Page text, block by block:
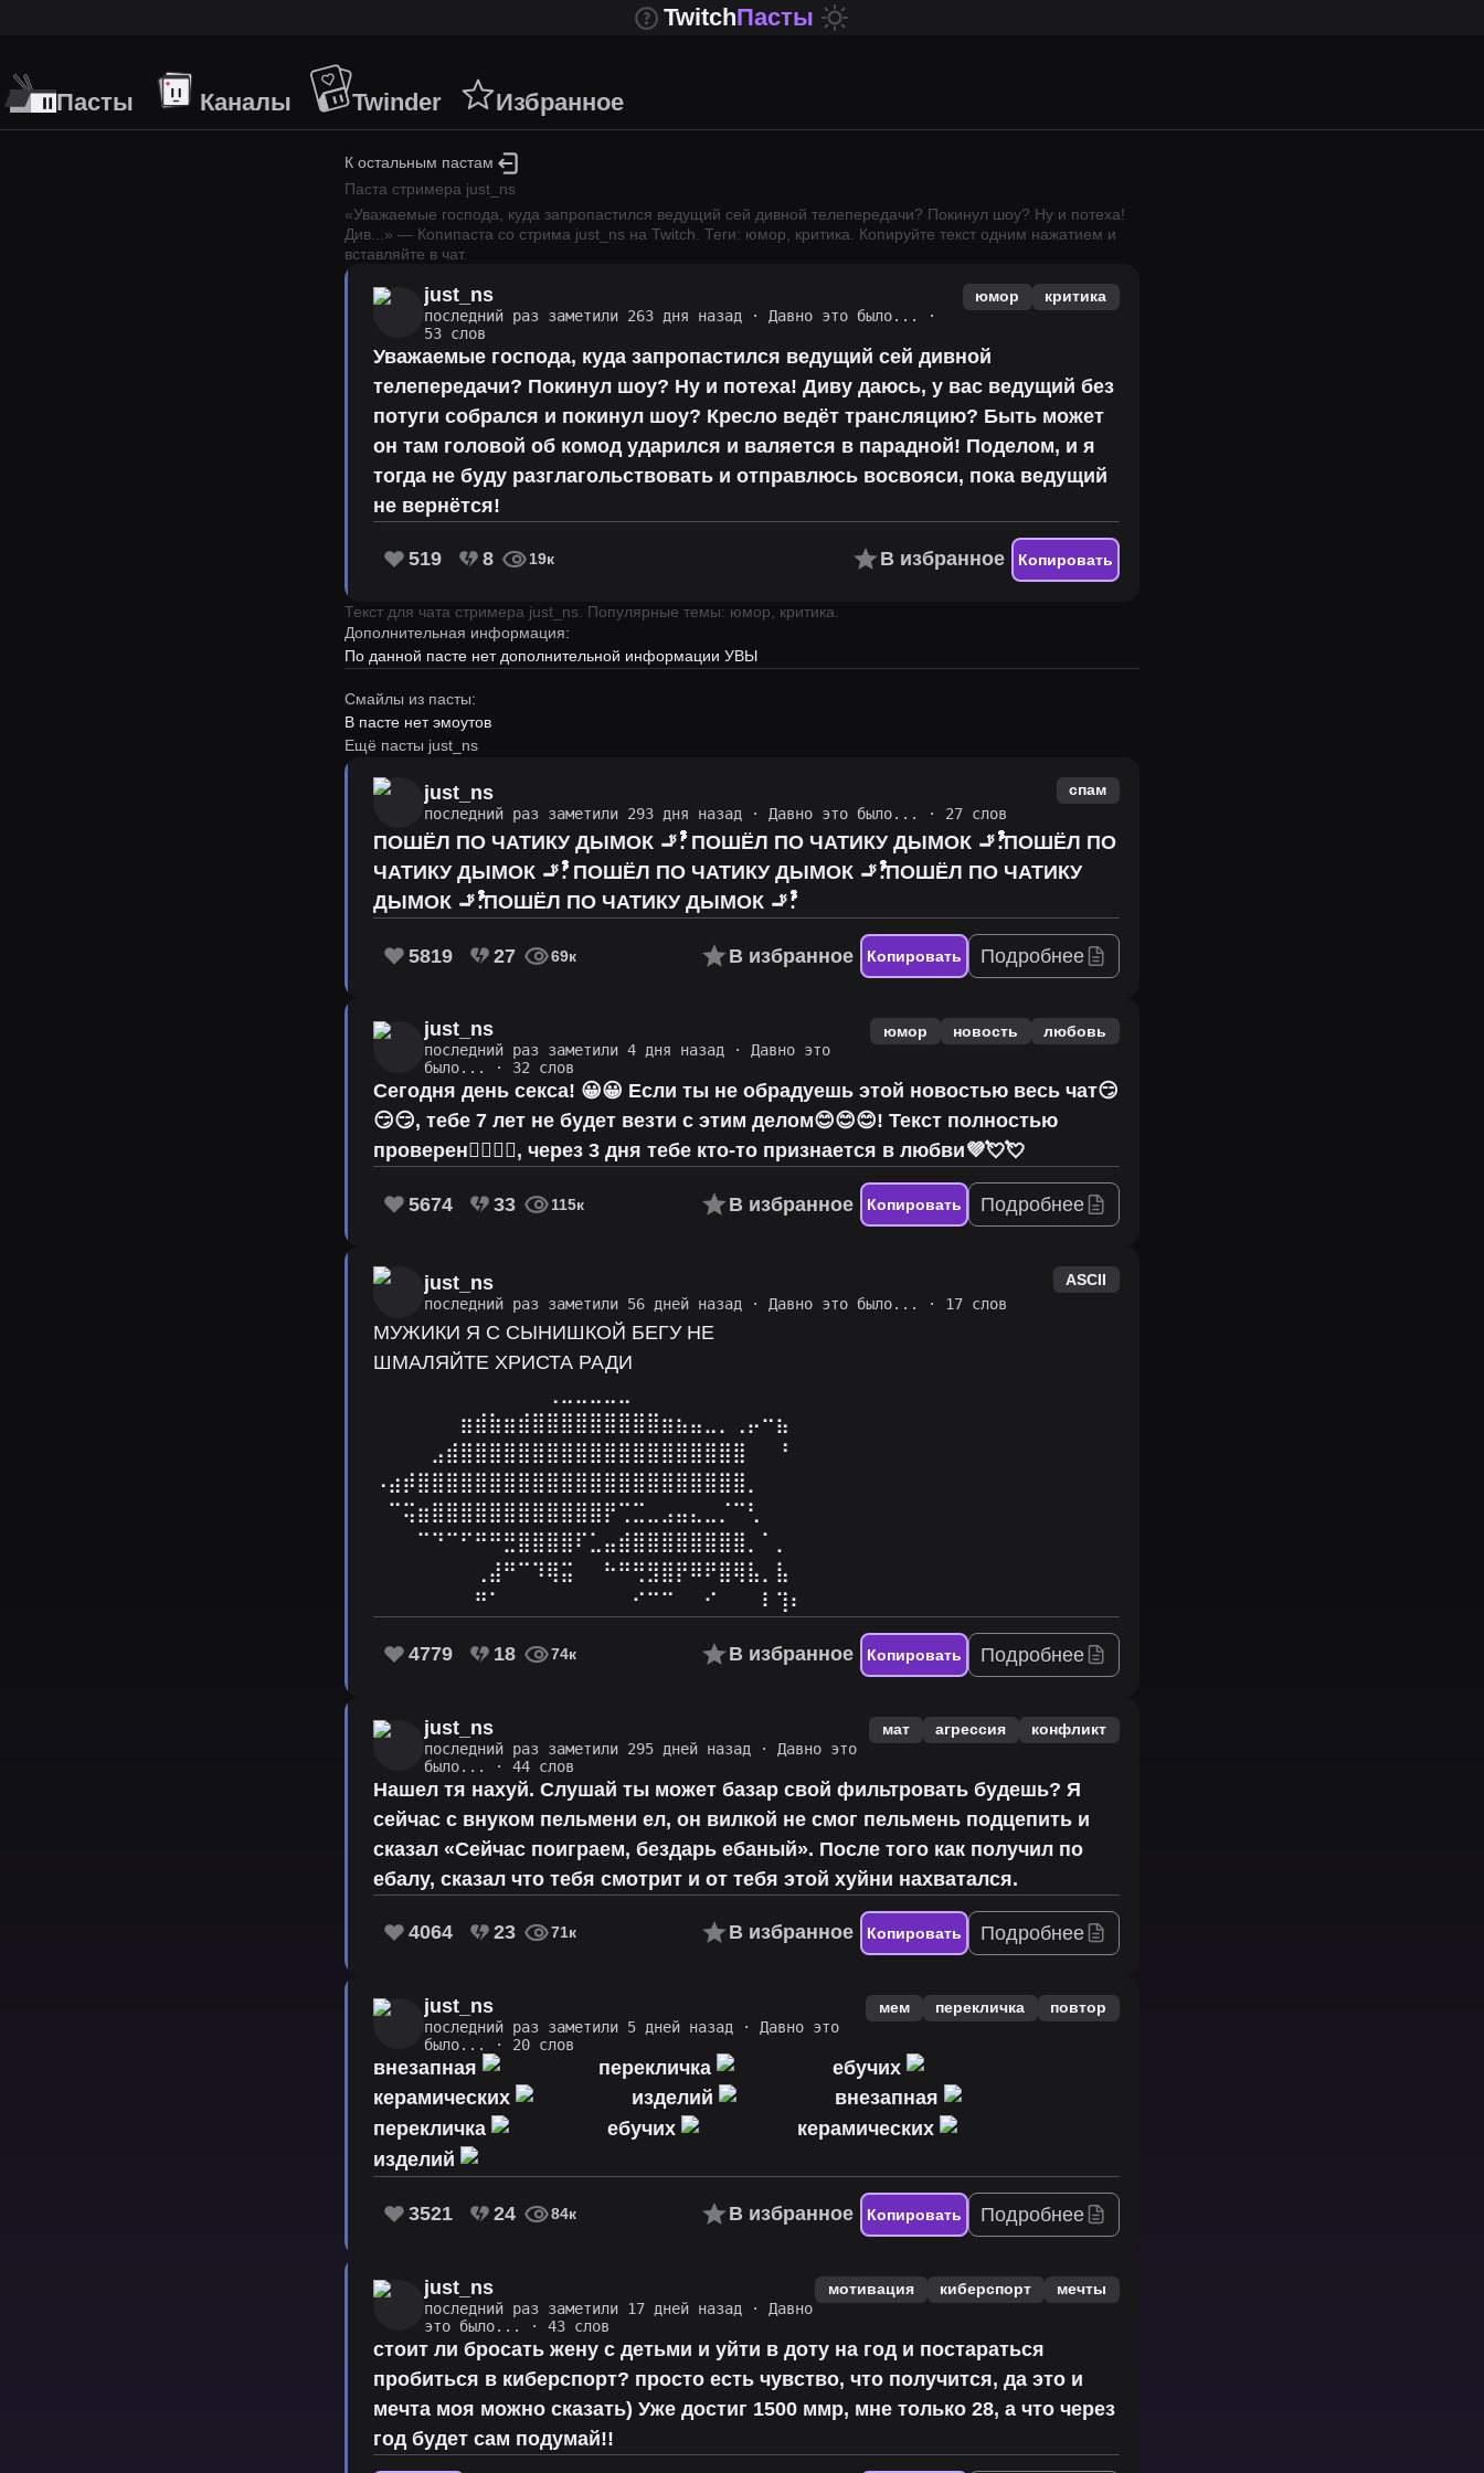
TwitchПасты
Пасты Каналы Twinder Избранное
К остальным пастам
Паста стримера just_ns
«Уважаемые господа, куда запропастился ведущий сей дивной телепередачи? Покинул шоу? Ну и потеха!
Див
» — Копипаста со стрима just_ns на Twitch. Теги: юмор, критика.
Копируйте текст одним нажатием и
вставляйте в чат.
just_ns
последний раз заметили 263 дня назад · Давно это было...
·
53 слов
юмор критика
Уважаемые господа, куда запропастился ведущий сей дивной
телепередачи? Покинул шоу? Ну и потеха! Диву даюсь, у вас ведущий без
потуги собрался и покинул шоу? Кресло ведёт трансляцию? Быть может
он там головой об комод ударился и валяется в парадной! Поделом, и я
тогда не буду разглагольствовать и отправлюсь восвояси, пока ведущий
не вернётся!
519 8 19к В избранное Копировать
Текст для чата стримера just_ns Популярные темы: юмор, критика.
Дополнительная информация:
По данной пасте нет дополнительной информации УВЫ
Смайлы из пасты:
В пасте нет эмоутов
Ещё пасты just_ns
just_ns
последний раз заметили 293 дня назад · Давно это было... · 27 слов
спам
ПОШЁЛ ПО ЧАТИКУ ДЫМОК 🚬ﱞﱞﱞﱞﱞﱞﱞﱞﱞﱞﱞﱞﱞﱞﱞﱞﱞﱞﱞﱞﱞﱞﱞﱞﱞﱞﱞﱞﱞﱞﱞﱞﱞ: ПОШЁЛ ПО ЧАТИКУ ДЫМОК 🚬ﱞﱞﱞﱞﱞﱞﱞﱞﱞﱞﱞﱞﱞﱞﱞﱞﱞﱞﱞﱞﱞﱞﱞﱞﱞﱞﱞﱞﱞﱞﱞﱞﱞ:ПОШЁЛ ПО
ЧАТИКУ ДЫМОК 🚬ﱞﱞﱞﱞﱞﱞﱞﱞﱞﱞﱞﱞﱞﱞﱞﱞﱞﱞﱞﱞﱞﱞﱞﱞﱞﱞﱞﱞﱞﱞﱞﱞﱞ: ПОШЁЛ ПО ЧАТИКУ ДЫМОК 🚬ﱞﱞﱞﱞﱞﱞﱞﱞﱞﱞﱞﱞﱞﱞﱞﱞﱞﱞﱞﱞﱞﱞﱞﱞﱞﱞﱞﱞﱞﱞﱞﱞﱞ:ПОШЁЛ ПО ЧАТИКУ
ДЫМОК 🚬ﱞﱞﱞﱞﱞﱞﱞﱞﱞﱞﱞﱞﱞﱞﱞﱞﱞﱞﱞﱞﱞﱞﱞﱞﱞﱞﱞﱞﱞﱞﱞﱞﱞ:ПОШЁЛ ПО ЧАТИКУ ДЫМОК 🚬ﱞﱞﱞﱞﱞﱞﱞﱞﱞﱞﱞﱞﱞﱞﱞﱞﱞﱞﱞﱞﱞﱞﱞﱞﱞﱞﱞﱞﱞﱞﱞﱞﱞ:
5819 27 69к В избранное Копировать Подробнее
just_ns
последний раз заметили 4 дня назад ·
Давно это
было...
· 32 слов
юмор новость любовь
Сегодня день секса! 😀😀 Если ты не обрадуешь этой новостью весь чат😏
😏😏, тебе 7 лет не будет везти с этим делом😊😊😊! Текст полностью
проверен✌🏻✌🏻, через 3 дня тебе кто-то признается в любви💜💘💘
5674 33 115к В избранное Копировать Подробнее
just_ns
последний раз заметили 56 дней назад · Давно это было... · 17 слов
ASCII
МУЖИКИ Я С СЫНИШКОЙ БЕГУ НЕ
ШМАЛЯЙТЕ ХРИСТА РАДИ⠀
⠀⠀⠀⠀⠀⠀⣶⣾⣷⣶⣾⣿⣿⣿⣿⣿⣿⣿⣿⣿⣶⣦⣤⣀⡀⢀⡤⠒⣦⠀
⠀⠀⠀⠀⣠⣾⣿⣿⣿⣿⣿⣿⣿⣿⣿⣿⣿⣿⣿⣿⣿⣿⣿⣿⣿⣿⠀⠀⠘⠀
⠠⣴⡾⣿⣿⣿⣿⣿⣿⣿⣿⣿⣿⣿⣿⣿⣿⣿⣿⣿⣿⣿⣿⣿⣿⣿⡀⠀⠀⠀
⠀⠉⢭⣶⣿⣿⣿⣿⣿⣿⣿⣿⣿⣿⣿⣿⡟⢉⣉⣀⣠⣤⣄⣀⡈⠉⢃⠀⠀⠀
⠀⠀⠀⠉⠙⠉⠋⠛⠛⣛⣿⣿⣿⣿⠏⣁⣤⣾⣿⣿⣿⣿⣿⣿⣿⣿⡀⠁⡀⠀
⠀⠀⠀⠀⠀⠀⠀⢀⣼⠛⠉⠹⢿⣭⠀⠀⠓⠛⢛⣻⣿⡟⠿⠟⣿⢿⣧⡀⣧⠀
⠀⠀⠀⠀⠀⠀⠀⠛⠁⠀⠀⠀⠀⠀⠀⠀⠀⠀⠊⠉⠉⠀⠀⠊⠀⠀⠀⠇⢹⠆
4779 18 74к В избранное Копировать Подробнее
just_ns
последний раз заметили 295 дней назад ·
Давно это
было...
· 44 слов
мат агрессия конфликт
Нашел тя нахуй. Слушай ты может базар свой фильтровать будешь? Я
сейчас с внуком пельмени ел, он вилкой не смог пельмень подцепить и
сказал «Сейчас поиграем, бездарь ебаный». После того как получил по
ебалу, сказал что тебя смотрит и от тебя этой хуйни нахватался.
4064 23 71к В избранное Копировать Подробнее
just_ns
последний раз заметили 5 дней назад ·
Давно это
было...
· 20 слов
мем перекличка повтор
внезапная перекличка
ебучих
керамических
изделий
внезапная
перекличка
ебучих
керамических
изделий
3521 24 84к В избранное Копировать Подробнее
just_ns
последний раз заметили 17 дней назад ·
Давно
это было...
· 43 слов
мотивация киберспорт мечты
стоит ли бросать жену с детьми и уйти в доту на год и постараться
пробиться в киберспорт? просто есть чувство, что получится, да это и
мечта моя можно сказать) Уже достиг 1500 ммр, мне только 28, а что через
год будет сам подумай!!